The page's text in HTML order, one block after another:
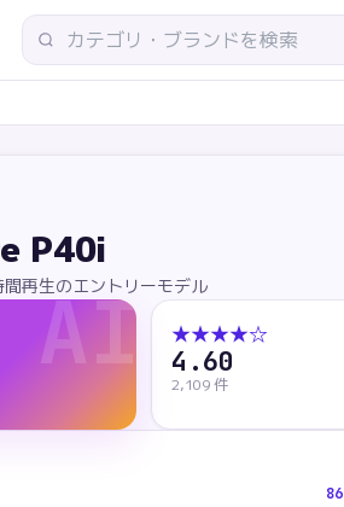
P40i
再生のエントリーモデル
AI ★★★★☆
4.60
2,109件
86